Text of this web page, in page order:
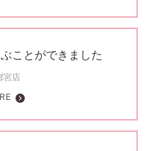
ことができました
宮店